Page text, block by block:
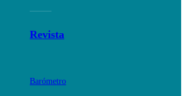
Revista
Barómetro